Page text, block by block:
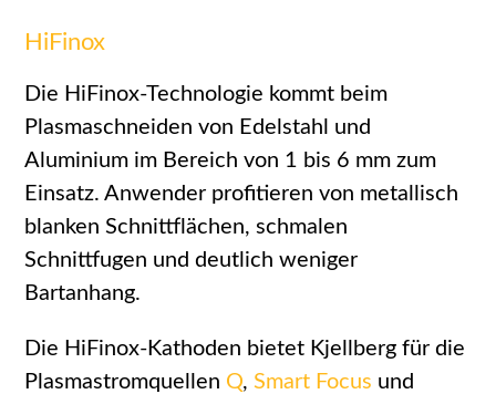
HiFinox
Die HiFinox-Technologie kommt beim
Plasmaschneiden von Edelstahl und
Aluminium im Bereich von 1 bis 6 mm zum
Einsatz. Anwender profitieren von metallisch
blanken Schnittflächen, schmalen
Schnittfugen und deutlich weniger
Bartanhang.
Die HiFinox-Kathoden bietet Kjellberg für die
Plasmastromquellen Q,Smart Focus und